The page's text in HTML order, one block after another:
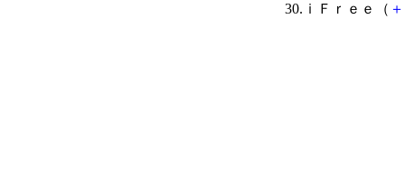
30.ｉＦｒｅｅ（ ＋